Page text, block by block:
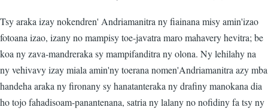
Tsy araka izay nokendren' Andriamanitra ny fiainana misy amin'izao
fotoana izao, izany no mampisy toe-javatra maro mahavery hevitra; be
koa ny zava-mandreraka sy mampifanditra ny olona. Ny lehilahy na
ny vehivavy izay miala amin'ny toerana nomen'Andriamanitra azy mba
handeha araka ny fironany sy hanatanteraka ny drafiny manokana dia
ho tojo fahadisoam-panantenana, satria ny lalany no nofidiny fa tsy ny